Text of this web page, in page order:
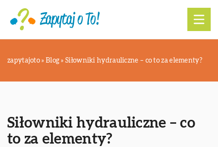
zapytajoto » Blog »Siłowniki hydrauliczne – co to za elementy?
Siłowniki hydrauliczne – co
to za elementy?